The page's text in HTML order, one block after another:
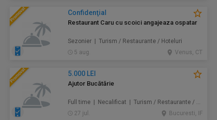
Confidenţial
Restaurant Caru cu scoici angajeaza ospatar
Sezonier | Turism / Restaurante / Hoteluri
5 aug.
Venus, CT
5.000 LEI
Ajutor Bucătărie
Full time | Necalificat | Turism / Restaurante / Hoteluri
27 jul.
Bucuresti, IF